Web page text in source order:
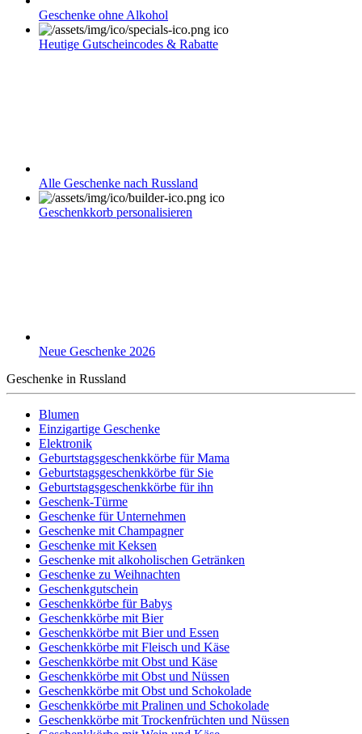
Geschenke ohne Alkohol
Heutige Gutscheincodes & Rabatte
Alle Geschenke nach Russland
Geschenkkorb personalisieren
Neue Geschenke 2026
Geschenke in Russland
Blumen
Einzigartige Geschenke
Elektronik
Geburtstagsgeschenkkörbe für Mama
Geburtstagsgeschenkkörbe für Sie
Geburtstagsgeschenkkörbe für ihn
Geschenk-Türme
Geschenke für Unternehmen
Geschenke mit Champagner
Geschenke mit Keksen
Geschenke mit alkoholischen Getränken
Geschenke zu Weihnachten
Geschenkgutschein
Geschenkkörbe für Babys
Geschenkkörbe mit Bier
Geschenkkörbe mit Bier und Essen
Geschenkkörbe mit Fleisch und Käse
Geschenkkörbe mit Obst und Käse
Geschenkkörbe mit Obst und Nüssen
Geschenkkörbe mit Obst und Schokolade
Geschenkkörbe mit Pralinen und Schokolade
Geschenkkörbe mit Trockenfrüchten und Nüssen